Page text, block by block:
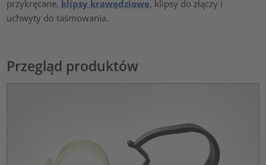
przykręcane, klipsy krawędziowe, klipsy do złączy i
uchwyty do taśmowania.
Przegląd produktów